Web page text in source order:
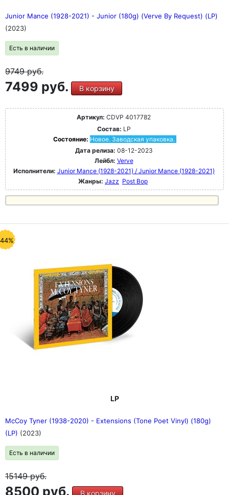
Junior Mance (1928-2021) - Junior (180g) (Verve By Request) (LP)
(2023)
Есть в наличии
9749руб.
7499 руб. В корзину
Артикул: CDVP 4017782
Состав: LP
Состояние: Новое. Заводская упаковка.
Дата релиза: 08-12-2023
Лейбл: Verve
Исполнители: Junior Mance (1928-2021) / Junior Mance (1928-2021)
Жанры: Jazz Post Bop
LP
McCoy Tyner (1938-2020) - Extensions (Tone Poet Vinyl) (180g)
(LP) (2023)
Есть в наличии
15149руб.
8500 руб. В корзину